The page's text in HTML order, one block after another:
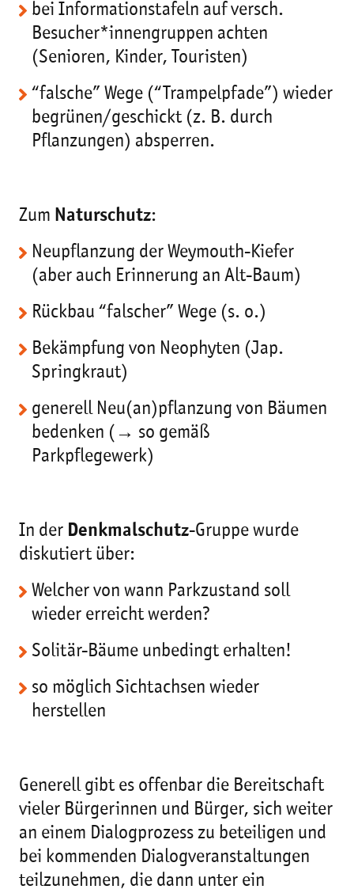
bei Informationstafeln auf versch.
Besucher*innengruppen achten
(Senioren, Kinder, Touristen)
“falsche” Wege (“Trampelpfade”) wieder
begrünen/geschickt (z. B. durch
Pflanzungen) absperren.
Zum Naturschutz:
Neupflanzung der Weymouth-Kiefer
(aber auch Erinnerung an Alt-Baum)
Rückbau “falscher” Wege (s. o.)
Bekämpfung von Neophyten (Jap.
Springkraut)
generell Neu(an)pflanzung von Bäumen
bedenken (→ so gemäß
Parkpflegewerk)
In der Denkmalschutz-Gruppe wurde
diskutiert über:
Welcher von wann Parkzustand soll
wieder erreicht werden?
Solitär-Bäume unbedingt erhalten!
so möglich Sichtachsen wieder
herstellen
Generell gibt es offenbar die Bereitschaft
vieler Bürgerinnen und Bürger, sich weiter
an einem Dialogprozess zu beteiligen und
bei kommenden Dialogveranstaltungen
teilzunehmen, die dann unter ein